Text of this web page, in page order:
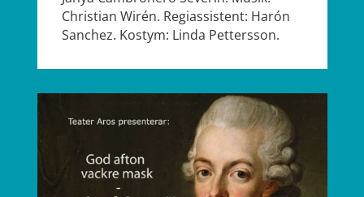
Christian Wirén. Regiassistent: Harón
Sanchez. Kostym: Linda Pettersson.